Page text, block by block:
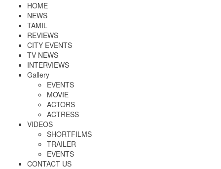
HOME
NEWS
TAMIL
REVIEWS
CITY EVENTS
TV NEWS
INTERVIEWS
Gallery
EVENTS
MOVIE
ACTORS
ACTRESS
VIDEOS
SHORTFILMS
TRAILER
EVENTS
CONTACT US